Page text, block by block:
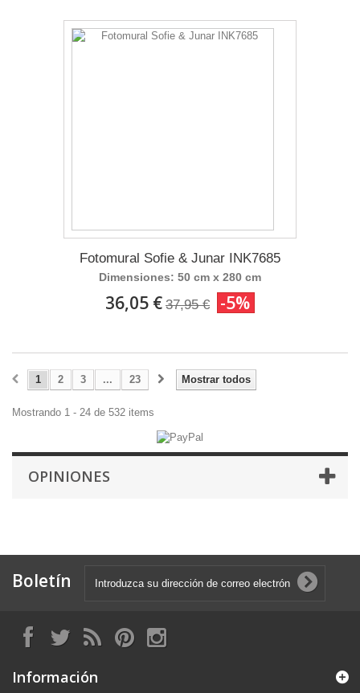
Fotomural Sofie & Junar INK7685
Dimensiones: 50 cm x 280 cm
36,05 € 37,95 € -5%
Mostrar todos
1 2 3 ... 23
Mostrando 1 - 24 de 532 items
OPINIONES
Boletín
Información